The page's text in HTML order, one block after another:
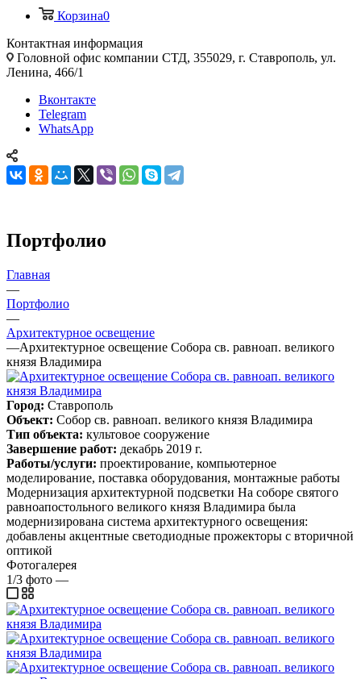
Корзина0
Контактная информация
Головной офис компании СТД, 355029, г. Ставрополь, ул.
Ленина, 466/1
Вконтакте
Telegram
WhatsApp
Портфолио
Главная
—
Портфолио
—
Архитектурное освещение
—Архитектурное освещение Собора св. равноап. великого
князя Владимира
Город: Ставрополь
Объект: Собор св. равноап. великого князя Владимира
Тип объекта: культовое сооружение
Завершение работ: декабрь 2019 г.
Работы/услуги: проектирование, компьютерное
моделирование, поставка оборудования, монтажные работы
Модернизация архитектурной подсветки На соборе святого
равноапостольного великого князя Владимира была
модернизирована система архитектурного освещения:
добавлены акцентные светодиодные прожекторы с вторичной
оптикой
Фотогалерея
1/3 фото —